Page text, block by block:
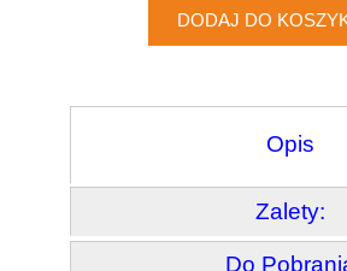
Opis
Zalety:
Do